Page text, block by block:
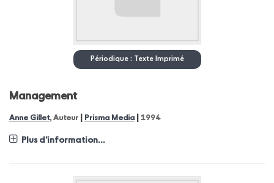
Périodique : Texte Imprimé
Management
Anne Gillet, Auteur Prisma Media| 1994
Plus d'information...